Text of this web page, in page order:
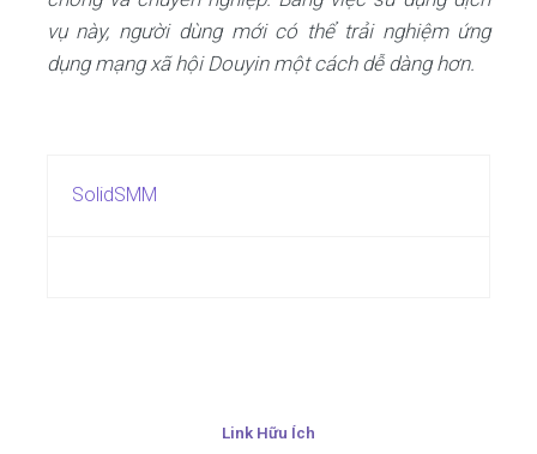
vụ này, người dùng mới có thể trải nghiệm ứng
dụng mạng xã hội Douyin một cách dễ dàng hơn.
SolidSMM
Link Hữu Ích